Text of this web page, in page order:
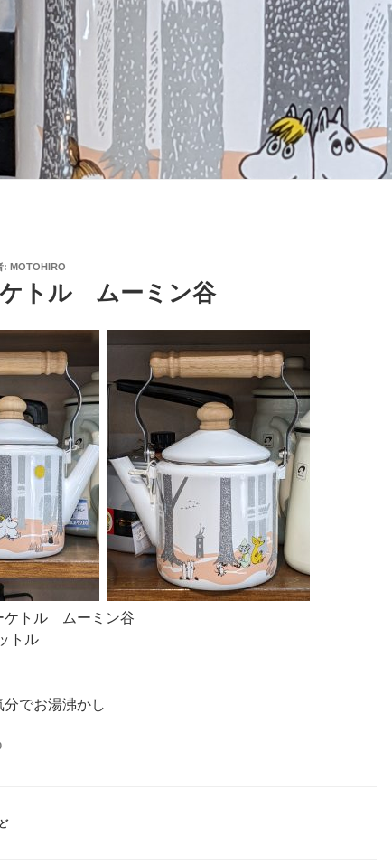
: MOTOHIRO
トル ムーミン谷
トル ムーミン谷
トル
でお湯沸かし